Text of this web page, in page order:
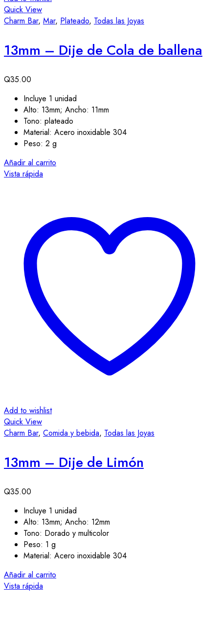
Quick View
Charm Bar, Mar, Plateado, Todas las Joyas
13mm – Dije de Cola de ballena
Q35.00
Incluye 1 unidad
Alto: 13mm; Ancho: 11mm
Tono: plateado
Material: Acero inoxidable 304
Peso: 2 g
Añadir al carrito
Vista rápida
Add to wishlist
Quick View
Charm Bar, Comida y bebida, Todas las Joyas
13mm – Dije de Limón
Q35.00
Incluye 1 unidad
Alto: 13mm; Ancho: 12mm
Tono: Dorado y multicolor
Peso: 1 g
Material: Acero inoxidable 304
Añadir al carrito
Vista rápida